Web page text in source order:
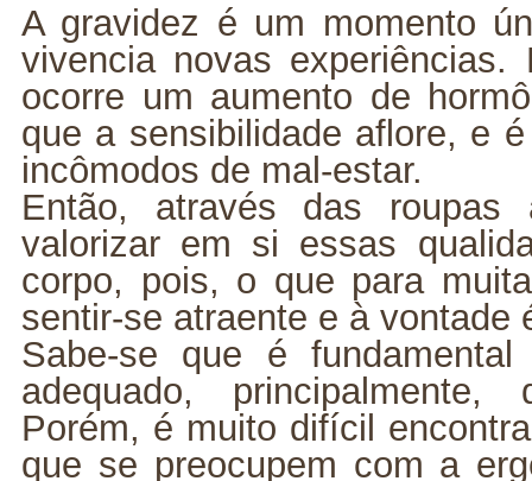
A gravidez é um momento
vivencia novas experiências.
ocorre um aumento de
que a sensibilidade aflore, e
incômodos de mal-estar.
Então, através das roupas
valorizar em si essas
corpo, pois, o que para
sentir-se atraente e à vontade
Sabe-se que é
adequado,
Porém, é muito difícil
que se preocupem com a